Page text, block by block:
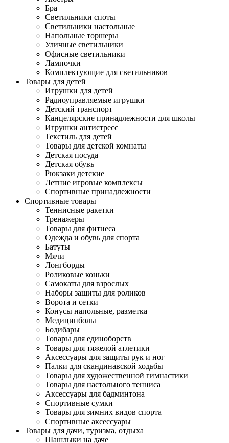
Бра
Светильники споты
Светильники настольные
Напольные торшеры
Уличные светильники
Офисные светильники
Лампочки
Комплектующие для светильников
Товары для детей
Игрушки для детей
Радиоуправляемые игрушки
Детский транспорт
Канцелярские принадлежности для школы
Игрушки антистресс
Текстиль для детей
Товары для детской комнаты
Детская посуда
Детская обувь
Рюкзаки детские
Летние игровые комплексы
Спортивные принадлежности
Спортивные товары
Теннисные ракетки
Тренажеры
Товары для фитнеса
Одежда и обувь для спорта
Батуты
Мячи
Лонгборды
Роликовые коньки
Самокаты для взрослых
Наборы защиты для роликов
Ворота и сетки
Конусы напольные, разметка
Медицинболы
Бодибары
Товары для единоборств
Товары для тяжелой атлетики
Аксессуары для защиты рук и ног
Палки для скандинавской ходьбы
Товары для художественной гимнастики
Товары для настольного тенниса
Аксессуары для бадминтона
Спортивные сумки
Товары для зимних видов спорта
Спортивные аксессуары
Товары для дачи, туризма, отдыха
Шашлыки на даче